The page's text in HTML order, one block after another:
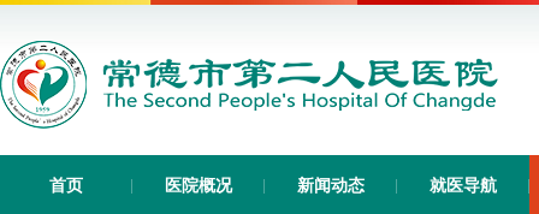
首页 医院概况 新闻动态 就医导航